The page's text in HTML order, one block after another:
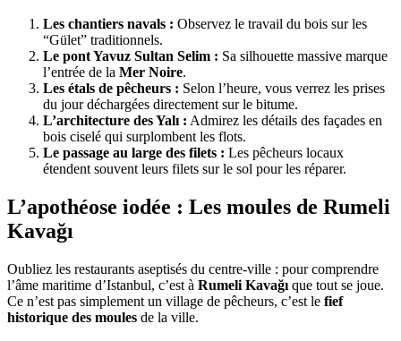
Les chantiers navals : Observez le travail du bois sur les
“Gület” traditionnels.
Le pont Yavuz Sultan Selim : Sa silhouette massive marque
l’entrée de la Mer Noire.
Les étals de pêcheurs : Selon l’heure, vous verrez les prises
du jour déchargées directement sur le bitume.
L’architecture des Yalı : Admirez les détails des façades en
bois ciselé qui surplombent les flots.
Le passage au large des filets : Les pêcheurs locaux
étendent souvent leurs filets sur le sol pour les réparer.
L’apothéose iodée : Les moules de Rumeli
Kavağı
Oubliez les restaurants aseptisés du centre-ville : pour comprendre
l’âme maritime d’Istanbul, c’est à Rumeli Kavağı que tout se joue.
Ce n’est pas simplement un village de pêcheurs, c’est le fief
historique des moules de la ville.